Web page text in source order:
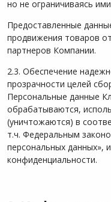
но не ограничиваясь
Предоставленные
продвижения товаров
партнеров Компании.
2.3. Обеспечение
прозрачности целей
Персональные данные
обрабатываются,
(уничтожаются) в
т.ч. Федеральным
персональных данных»,
конфиденциальности.